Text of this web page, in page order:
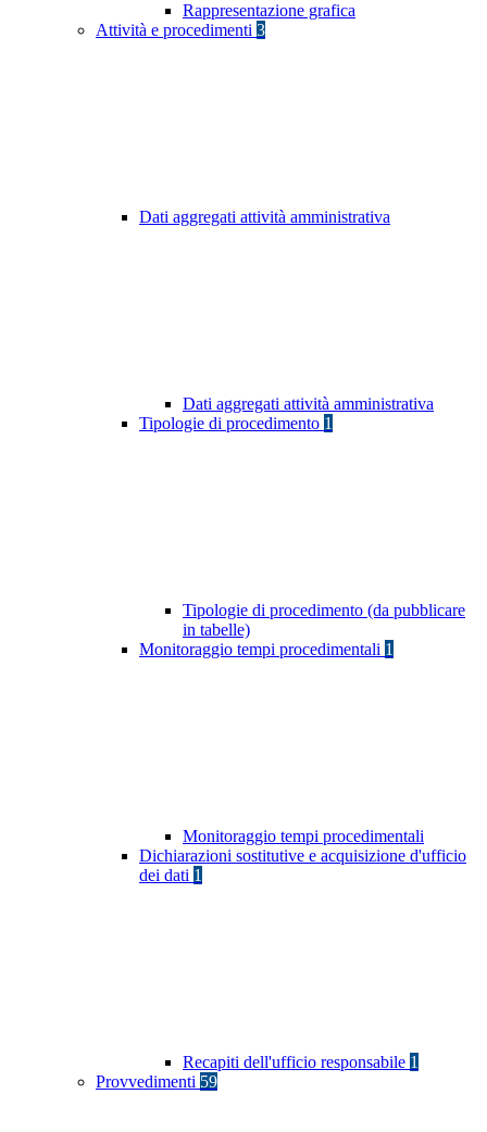
Rappresentazione grafica
Attività e procedimenti 3
Dati aggregati attività amministrativa
Dati aggregati attività amministrativa
Tipologie di procedimento 1
Tipologie di procedimento (da pubblicare
in tabelle)
Monitoraggio tempi procedimentali 1
Monitoraggio tempi procedimentali
Dichiarazioni sostitutive e acquisizione d'ufficio
dei dati 1
Recapiti dell'ufficio responsabile 1
Provvedimenti 59